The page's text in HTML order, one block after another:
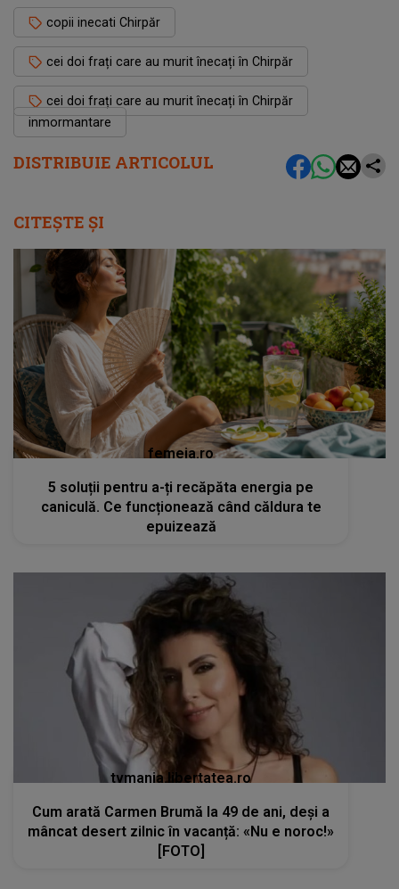
DISTRIBUIE ARTICOLUL
copii inecati Chirpăr
cei doi frați care au murit înecați în Chirpăr
cei doi frați care au murit înecați în Chirpăr
inmormantare
CITEȘTE ȘI
femeia.ro
5 soluții pentru a-ți recăpăta energia pe
caniculă. Ce funcționează când căldura te
epuizează
tvmania.libertatea.ro
Cum arată Carmen Brumă la 49 de ani, deși a
mâncat desert zilnic în vacanță: «Nu e noroc!»
[FOTO]